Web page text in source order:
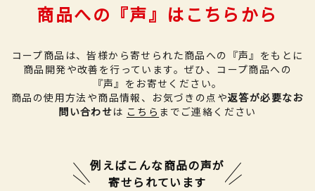
商品への『声』はこちらから
コープ商品は、皆様から寄せられた商品への『声』をもとに
商品開発や改善を行っています。 ぜひ、コープ商品への
『声』をお寄せください。
商品の使用方法や商品情報、お気づきの点や返答が必要なお
問い合わせは こちら までご連絡ください
例えばこんな商品の声が
寄せられています